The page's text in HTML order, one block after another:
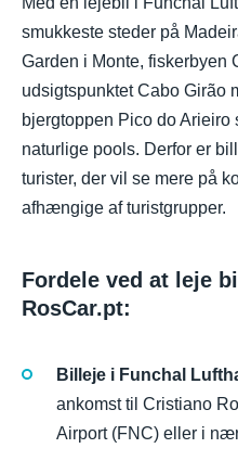
smukkeste steder på
Garden i Monte, fiskerbyen
udsigtspunktet Cabo Girão
bjergtoppen Pico do Arieiro
naturlige pools. Derfor er
turister, der vil se mere på
afhængige af turistgrupper.
Fordele ved at leje
RosCar.pt:
Billeje i Funchal
ankomst til Cristiano
Airport (FNC) eller i